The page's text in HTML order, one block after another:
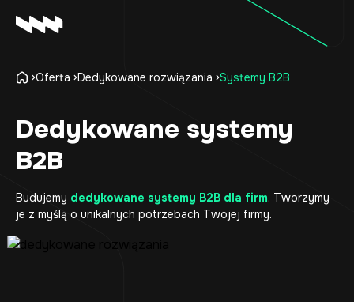
O firmie
Kariera
Kontakt
Oferta Dedykowane rozwiązania Systemy B2B
Dedykowane systemy
B2B
Budujemy dedykowane systemy B2B dla firm. Tworzymy
je z myślą o unikalnych potrzebach Twojej firmy.